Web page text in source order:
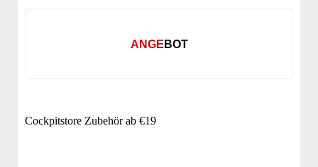
ANGEBOT
Cockpitstore Zubehör ab €19